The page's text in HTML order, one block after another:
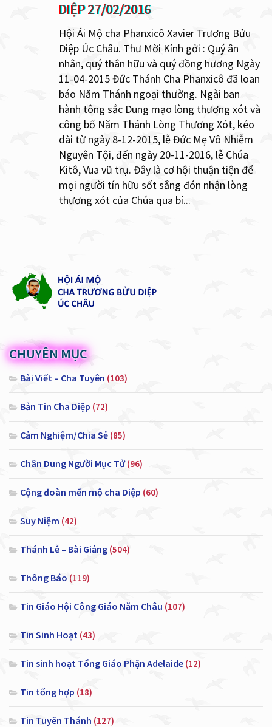
DIỆP 27/02/2016
Hội Ái Mộ cha Phanxicô Xavier Trương Bửu
Diệp Úc Châu. Thư Mời Kính gởi : Quý ân
nhân, quý thân hữu và quý đồng hương Ngày
11-04-2015 Đức Thánh Cha Phanxicô đã loan
báo Năm Thánh ngoại thường. Ngài ban
hành tông sắc Dung mạo lòng thương xót và
công bố Năm Thánh Lòng Thương Xót, kéo
dài từ ngày 8-12-2015, lễ Đức Mẹ Vô Nhiễm
Nguyên Tội, đến ngày 20-11-2016, lễ Chúa
Kitô, Vua vũ trụ. Đây là cơ hội thuận tiện để
mọi người tín hữu sốt sắng đón nhận lòng
thương xót của Chúa qua bí...
CHUYÊN MỤC
Bài Viết – Cha Tuyên (103)
Bản Tin Cha Diệp (72)
Cảm Nghiệm/Chia Sẻ (85)
Chân Dung Người Mục Tử(96)
Cộng đoàn mến mộ cha Diệp (60)
Suy Niệm (42)
Thánh Lễ – Bài Giảng (504)
Thông Báo (119)
Tin Giáo Hội Công Giáo Năm Châu (107)
Tin Sinh Hoạt (43)
Tin sinh hoạt Tổng Giáo Phận Adelaide (12)
Tin tổng hợp (18)
Tin Tuyên Thánh (127)